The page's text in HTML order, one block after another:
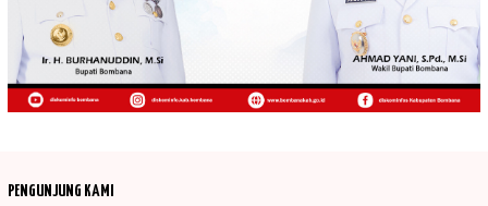
PENGUNJUNG KAMI